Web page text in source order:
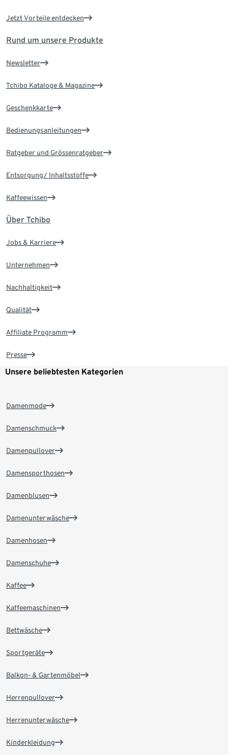
Jetzt Vorteile entdecken
Rund um unsere Produkte
Newsletter
Tchibo Kataloge & Magazine
Geschenkkarte
Bedienungsanleitungen
Ratgeber und Grössenratgeber
Entsorgung/ Inhaltsstoffe
Kaffeewissen
Über Tchibo
Jobs & Karriere
Unternehmen
Nachhaltigkeit
Qualität
Affiliate Programm
Presse
Unsere beliebtesten Kategorien
Damenmode
Damenschmuck
Damenpullover
Damensporthosen
Damenblusen
Damenunterwäsche
Damenhosen
Damenschuhe
Kaffee
Kaffeemaschinen
Bettwäsche
Sportgeräte
Balkon- & Gartenmöbel
Herrenpullover
Herrenunterwäsche
Kinderkleidung